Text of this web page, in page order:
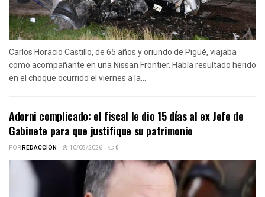
Carlos Horacio Castillo, de 65 años y oriundo de Pigüé, viajaba
como acompañante en una Nissan Frontier. Había resultado herido
en el choque ocurrido el viernes a la...
Adorni complicado: el fiscal le dio 15 días al ex Jefe de
Gabinete para que justifique su patrimonio
PORREDACCIÓN 10/08/2026 0